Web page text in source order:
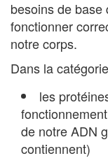
besoins de
fonctionner
notre corps.
Dans la
les
de notre ADN
contiennent)